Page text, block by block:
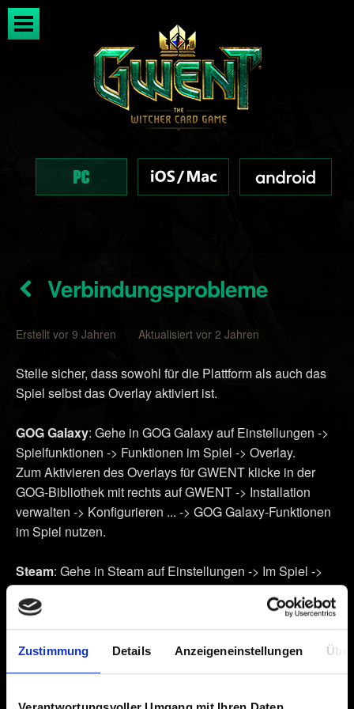
Zustimmung Details Anzeigeneinstellungen
Verbindungsprobleme
Erstellt vor 9 Jahren Aktualisiert vor 2 Jahren
Stelle sicher, dass sowohl für die Plattform als auch das
Spiel selbst das Overlay aktiviert ist.
GOG Galaxy: Gehe in GOG Galaxy auf Einstellungen ->
Spielfunktionen -> Funktionen im Spiel -> Overlay.
Zum Aktivieren des Overlays für GWENT klicke in der
GOG-Bibliothek mit rechts auf GWENT -> Installation
verwalten -> Konfigurieren ... -> GOG Galaxy-Funktionen
im Spiel nutzen.
Steam: Gehe in Steam auf Einstellungen -> Im Spiel ->
Steam Overlay im Spiel aktivieren
Zum Aktivieren des Overlays für GWENT klicke in der
Steam-Bibliothek mit rechts auf GWENT -> Eigenschaften
-> Allgemein -> markiere „Steam Overlay im Spiel
aktivieren“